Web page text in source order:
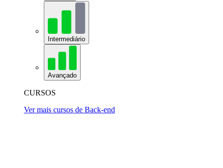
Intermediário
Avançado
CURSOS
Ver mais cursos de Back-end